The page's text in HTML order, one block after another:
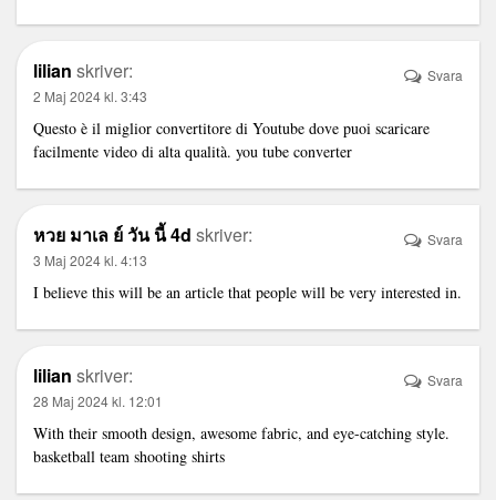
lilian skriver:
2 Maj 2024 kl. 3:43
Questo è il miglior convertitore di Youtube dove puoi scaricare
facilmente video di alta qualità. you tube converter
Svara
หวย มาเล ย์ วัน นี้ 4d skriver:
3 Maj 2024 kl. 4:13
I believe this will be an article that people will be very interested in.
Svara
lilian skriver:
28 Maj 2024 kl. 12:01
With their smooth design, awesome fabric, and eye-catching style.
basketball team shooting shirts
Svara